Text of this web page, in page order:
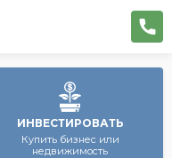
ИНВЕСТИРОВАТЬ
Купить бизнес или
недвижимость